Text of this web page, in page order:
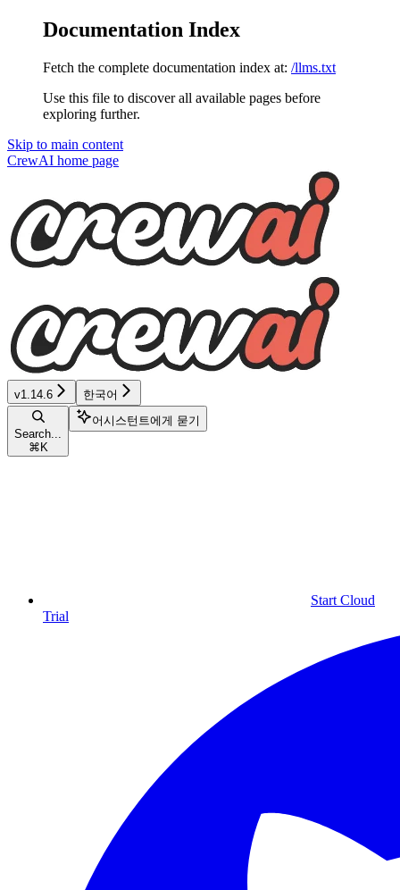
Documentation Index
Fetch the complete documentation index at: /llms.txt
Use this file to discover all available pages before
exploring further.
Skip to main content
CrewAI home page
v1.14.6 한국어
Search...
⌘ K
어시스턴트에게 묻기
Start Cloud
Trial